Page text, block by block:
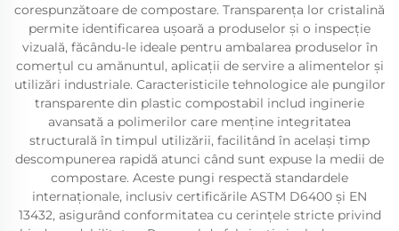
corespunzătoare de compostare. Transparența lor cristalină
permite identificarea ușoară a produselor și o inspecție
vizuală, făcându-le ideale pentru ambalarea produselor în
comerțul cu amănuntul, aplicații de servire a alimentelor și
utilizări industriale. Caracteristicile tehnologice ale pungilor
transparente din plastic compostabil includ inginerie
avansată a polimerilor care menține integritatea
structurală în timpul utilizării, facilitând în același timp
descompunerea rapidă atunci când sunt expuse la medii de
compostare. Aceste pungi respectă standardele
internaționale, inclusiv certificările ASTM D6400 și EN
13432, asigurând conformitatea cu cerințele stricte privind